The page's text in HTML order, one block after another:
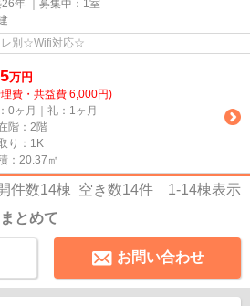
年 ｜募集中： 1室
別☆Wifi対応☆
万円
費・共益費 6,000円)
0ヶ月｜礼：1ヶ月
階：2階
り：1K
：20.37㎡
件数14棟 空き数14件 1-14棟表示
とめて
お問い合わせ